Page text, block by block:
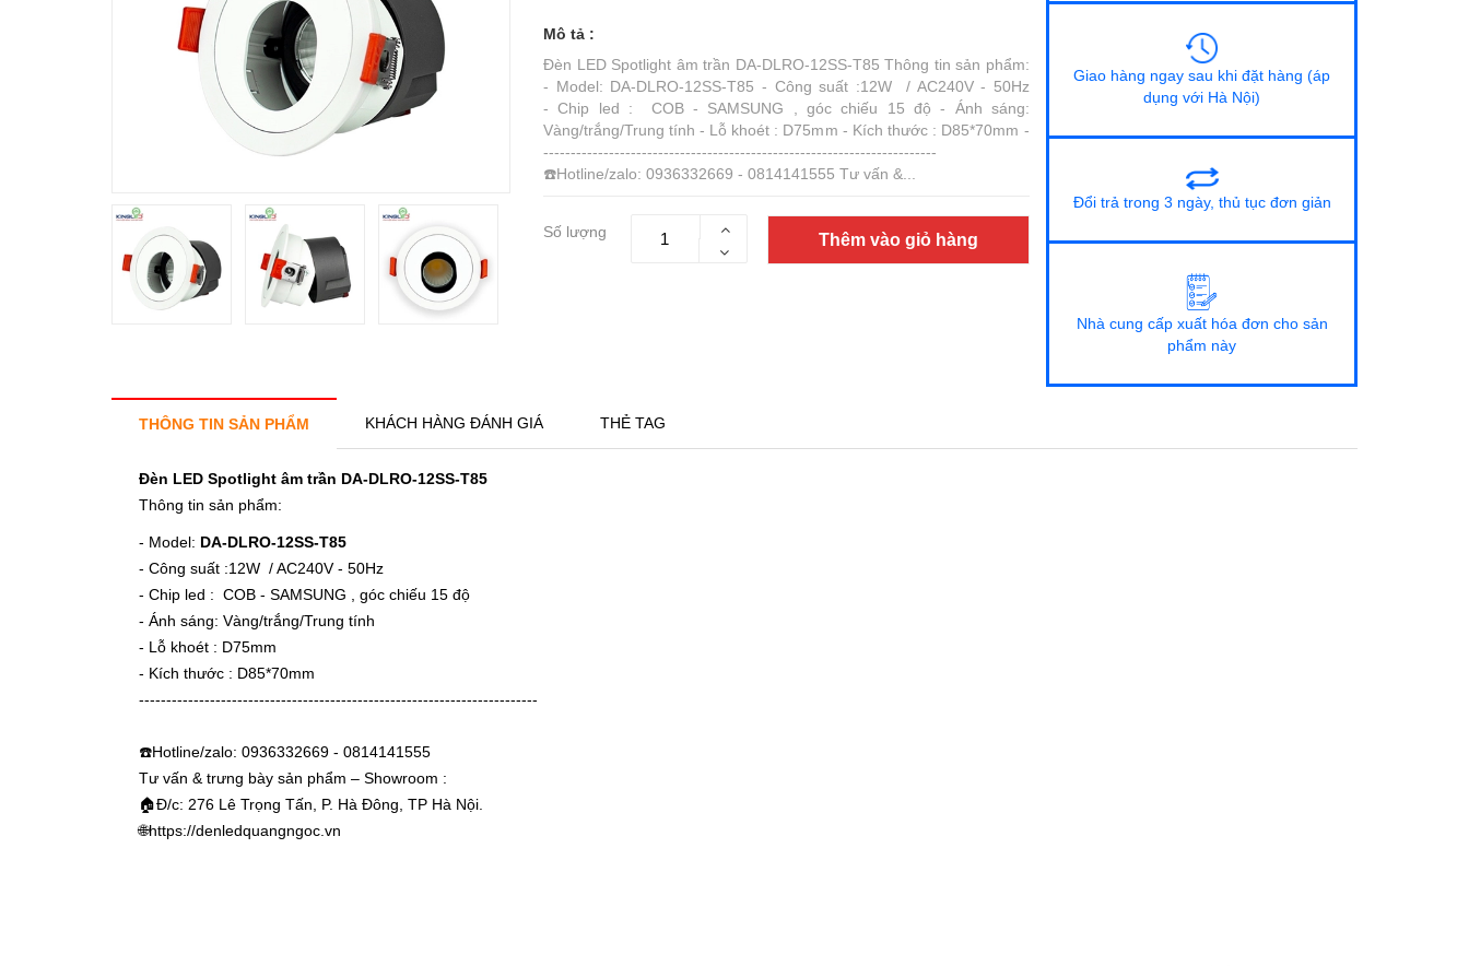
Mô tả :
Đèn LED Spotlight âm trần DA-DLRO-12SS-T85 Thông tin sản phẩm:
- Model: DA-DLRO-12SS-T85 - Công suất :12W / AC240V - 50Hz
- Chip led : COB - SAMSUNG , góc chiếu 15 độ - Ánh sáng:
Vàng/trắng/Trung tính - Lỗ khoét : D75mm - Kích thước : D85*70mm -
------------------------------------------------------------------------
☎️Hotline/zalo: 0936332669 - 0814141555 Tư vấn &...
Số lượng Thêm vào giỏ hàng
Giao hàng ngay sau khi đặt hàng (áp
dụng với Hà Nội)
Đổi trả trong 3 ngày, thủ tục đơn giản
Nhà cung cấp xuất hóa đơn cho sản
phẩm này
THÔNG TIN SẢN PHẨM KHÁCH HÀNG ĐÁNH GIÁ THẺ TAG
Đèn LED Spotlight âm trần DA-DLRO-12SS-T85
Thông tin sản phẩm:
- Model: DA-DLRO-12SS-T85
- Công suất :12W / AC240V - 50Hz
- Chip led : COB - SAMSUNG , góc chiếu 15 độ
- Ánh sáng: Vàng/trắng/Trung tính
- Lỗ khoét : D75mm
- Kích thước : D85*70mm
-------------------------------------------------------------------------
☎️Hotline/zalo: 0936332669 - 0814141555
Tư vấn & trưng bày sản phẩm – Showroom :
🏠Đ/c: 276 Lê Trọng Tấn, P. Hà Đông, TP Hà Nội.
🌐https://denledquangngoc.vn